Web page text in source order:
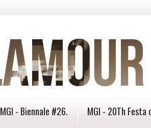
MGI - Biennale #26. MGI - 20Th Festa